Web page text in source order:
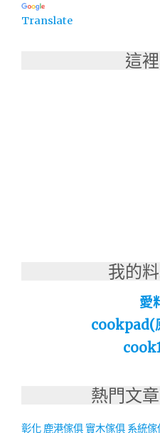
Translate
這
我的
愛
cookpad(
熱門文
彰化 鹿港傢俱 實木傢俱 系統